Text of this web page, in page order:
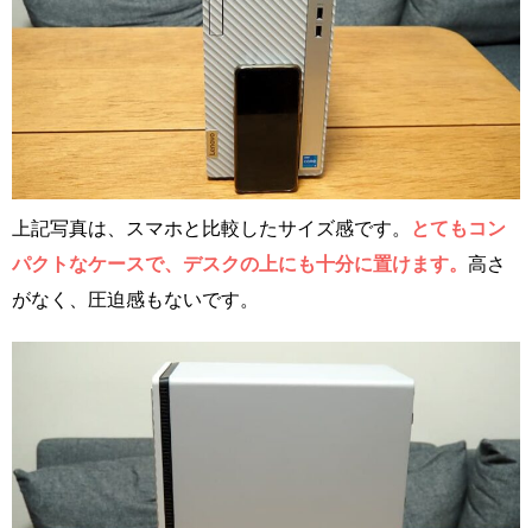
上記写真は、スマホと比較したサイズ感です。
とてもコン
パクトなケースで、デスクの上にも十分に置けます。 高さ
がなく、圧迫感もないです。